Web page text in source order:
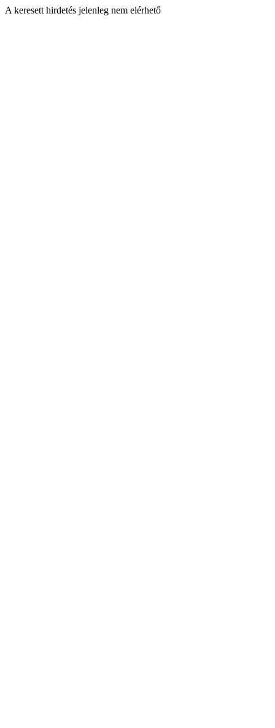
A keresett hirdetés jelenleg nem elérhető